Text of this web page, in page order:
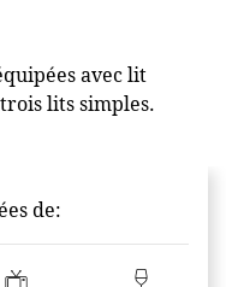
avec lit
lits simples.
de: